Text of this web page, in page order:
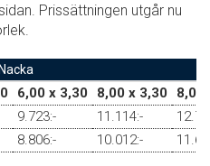
Prissättningen utgår nu
6,00 x 3,30 8,00 x 3,30
8,00
9.723:- 11.114:-
8.806:- 10.012:-